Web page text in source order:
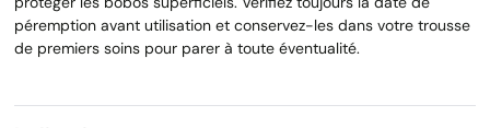
péremption avant utilisation et conservez-les dans votre trousse
de premiers soins pour parer à toute éventualité.